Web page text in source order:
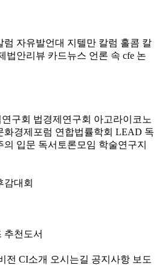
럼 자유발언대 지텔만 칼럼 홀콤 칼
법안리뷰 카드뉴스 언론 속 cfe 논
구회 법경제연구회 아고라이코노
화경제포럼 연합법률학회 LEAD 독
의 입문 독서토론모임 학술연구지
감대회
추천도서
전 CI소개 오시는길 공지사항 보도